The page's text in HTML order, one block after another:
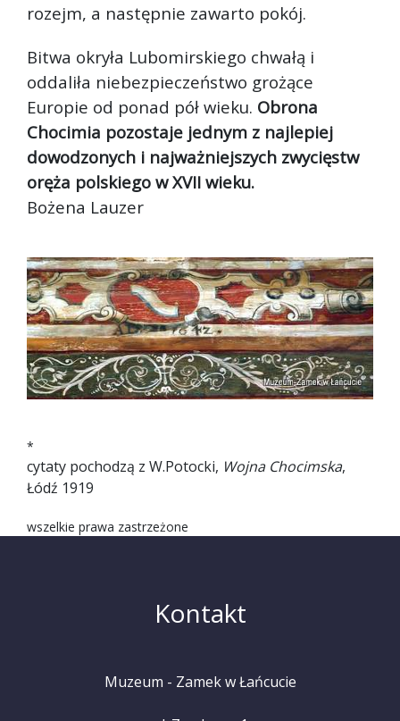
rozejm, a następnie zawarto pokój.
Bitwa okryła Lubomirskiego chwałą i
oddaliła niebezpieczeństwo grożące
Europie od ponad pół wieku. Obrona
Chocimia pozostaje jednym z najlepiej
dowodzonych i najważniejszych zwycięstw
oręża polskiego w XVII wieku.
Bożena Lauzer
*
cytaty pochodzą z W.Potocki, Wojna Chocimska,
Łódź 1919
wszelkie prawa zastrzeżone
Kontakt
Muzeum - Zamek w Łańcucie